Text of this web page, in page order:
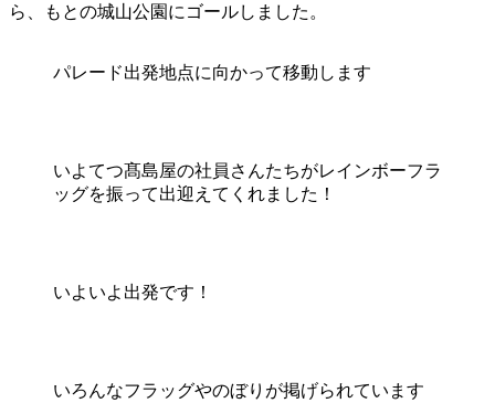
ら、もとの城山公園にゴールしました。
パレード出発地点に向かって移動します
いよてつ髙島屋の社員さんたちがレインボーフラ
ッグを振って出迎えてくれました！
いよいよ出発です！
いろんなフラッグやのぼりが掲げられています